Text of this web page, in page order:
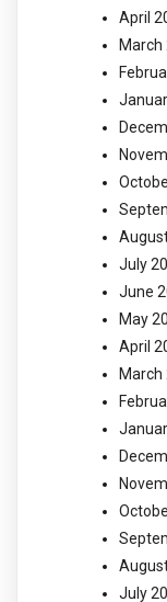
April
March
July
June
May
April
March
July